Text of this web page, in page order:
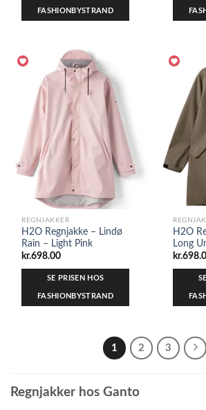
FASHIONBYSTRAND
REGNJAKKER
H2O Regnjakke – Lindø
Rain – Light Pink
kr.698.00
SE PRISEN HOS
FASHIONBYSTRAND
H2O
Long
kr.
1 2 3
Regnjakker hos Ganto